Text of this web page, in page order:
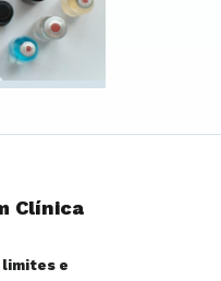
Clínica
limites e